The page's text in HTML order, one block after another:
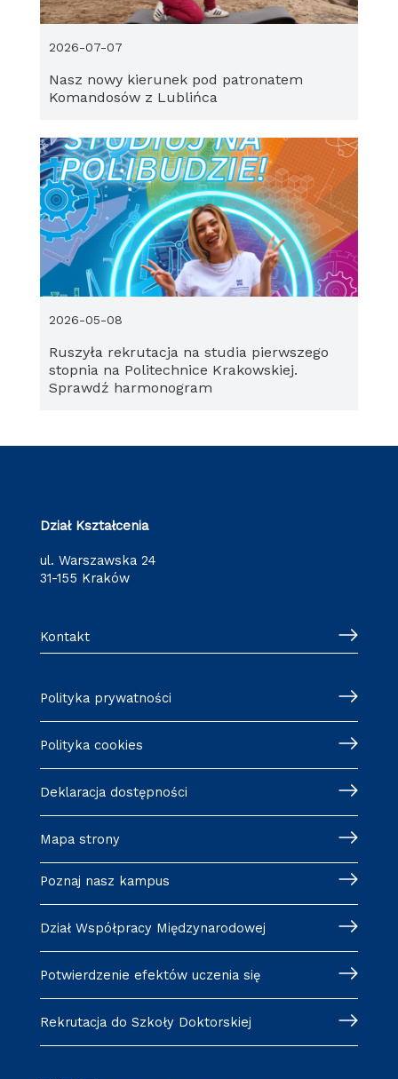
Nasz nowy kierunek pod patronatem
Komandosów z Lublińca
2026-07-07
Ruszyła rekrutacja na studia pierwszego
stopnia na Politechnice Krakowskiej.
Sprawdź harmonogram
2026-05-08
Dział Kształcenia
ul. Warszawska 24
31-155 Kraków
Kontakt
Polityka prywatności
Polityka cookies
Deklaracja dostępności
Mapa strony
Poznaj nasz kampus
Dział Współpracy Międzynarodowej
Potwierdzenie efektów uczenia się
Rekrutacja do Szkoły Doktorskiej